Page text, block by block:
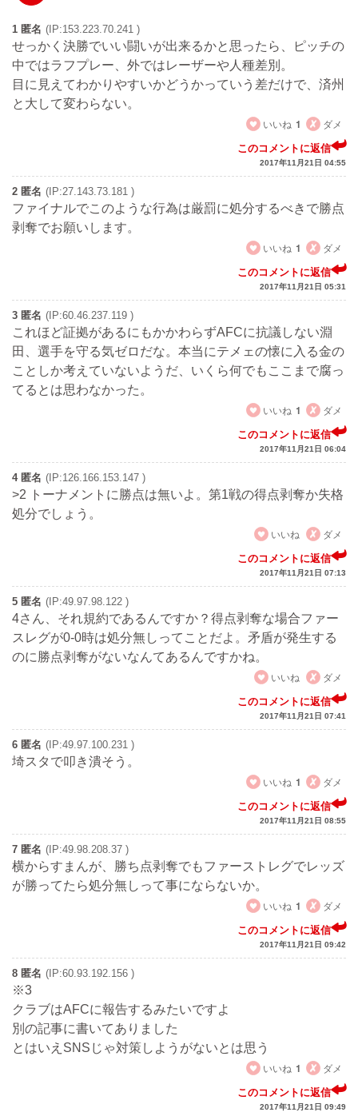
1 匿名 (IP:153.223.70.241 )
せっかく決勝でいい闘いが出来るかと思ったら、ピッチの
中ではラフプレー、外ではレーザーや人種差別。
目に見えてわかりやすいかどうかっていう差だけで、済州
と大して変わらない。
いいね 1 ダメ
このコメントに返信
2017年11月21日 04:55
2 匿名 (IP:27.143.73.181 )
ファイナルでこのような行為は厳罰に処分するべきで勝点
剥奪でお願いします。
いいね 1 ダメ
このコメントに返信
2017年11月21日 05:31
3 匿名 (IP:60.46.237.119 )
これほど証拠があるにもかかわらずAFCに抗議しない淵
田、選手を守る気ゼロだな。本当にテメェの懐に入る金の
ことしか考えていないようだ、いくら何でもここまで腐っ
てるとは思わなかった。
いいね 1 ダメ
このコメントに返信
2017年11月21日 06:04
4 匿名 (IP:126.166.153.147 )
>2 トーナメントに勝点は無いよ。第1戦の得点剥奪か失格
処分でしょう。
いいね
ダメ
このコメントに返信
2017年11月21日 07:13
5 匿名 (IP:49.97.98.122 )
4さん、それ規約であるんですか？得点剥奪な場合ファー
スレグが0-0時は処分無しってことだよ。矛盾が発生する
のに勝点剥奪がないなんてあるんですかね。
いいね
ダメ
このコメントに返信
2017年11月21日 07:41
6 匿名 (IP:49.97.100.231 )
埼スタで叩き潰そう。
いいね 1 ダメ
このコメントに返信
2017年11月21日 08:55
7 匿名 (IP:49.98.208.37 )
横からすまんが、勝ち点剥奪でもファーストレグでレッズ
が勝ってたら処分無しって事にならないか。
いいね 1 ダメ
このコメントに返信
2017年11月21日 09:42
8 匿名 (IP:60.93.192.156 )
※3
クラブはAFCに報告するみたいですよ
別の記事に書いてありました
とはいえSNSじゃ対策しようがないとは思う
いいね 1 ダメ
このコメントに返信
2017年11月21日 09:49